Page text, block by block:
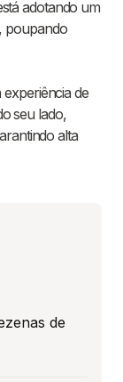
adotando um
poupando
de
seu lado,
alta
de